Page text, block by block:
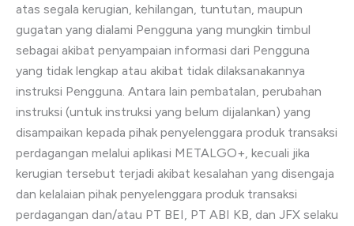
atas segala kerugian, kehilangan, tuntutan, maupun
gugatan yang dialami Pengguna yang mungkin timbul
sebagai akibat penyampaian informasi dari Pengguna
yang tidak lengkap atau akibat tidak dilaksanakannya
instruksi Pengguna. Antara lain pembatalan, perubahan
instruksi (untuk instruksi yang belum dijalankan) yang
disampaikan kepada pihak penyelenggara produk transaksi
perdagangan melalui aplikasi METALGO+, kecuali jika
kerugian tersebut terjadi akibat kesalahan yang disengaja
dan kelalaian pihak penyelenggara produk transaksi
perdagangan dan/atau PT BEI, PT ABI KB, dan JFX selaku